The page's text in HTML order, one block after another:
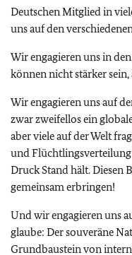
Deutschen Mitglied in
uns auf den
Wir engagieren uns in
können nicht stärker sein,
Wir engagieren uns auf
zwar zweifellos ein
aber viele auf der Welt
und
Druck Stand hält. Diesen
gemeinsam erbringen!
Und wir engagieren uns
glaube: Der souveräne
Grundbaustein von